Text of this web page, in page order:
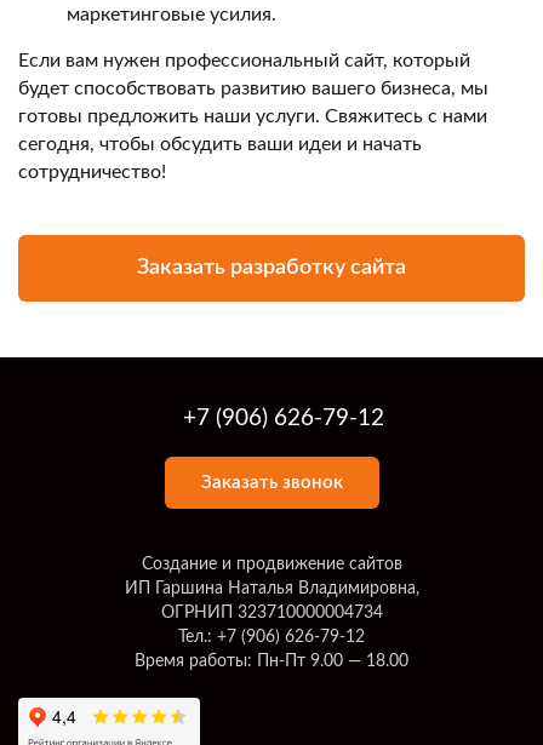
маркетинговые усилия.
Если вам нужен профессиональный сайт, который
будет способствовать развитию вашего бизнеса, мы
готовы предложить наши услуги. Свяжитесь с нами
сегодня, чтобы обсудить ваши идеи и начать
сотрудничество!
Заказать разработку сайта
+7 (906) 626-79-12
Заказать звонок
Создание и продвижение сайтов
ИП Гаршина Наталья Владимировна,
ОГРНИП 323710000004734
Тел.: +7 (906) 626-79-12
Время работы: Пн-Пт 9.00 — 18.00